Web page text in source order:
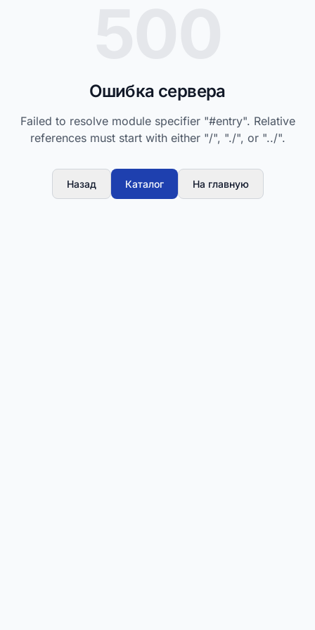
Ошибка сервера
Failed to resolve module specifier "#entry". Relative
references must start with either "/", "./", or "../".
Назад Каталог На главную